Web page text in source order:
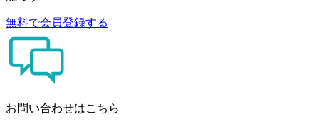
無料で会員登録する
お問い合わせはこちら